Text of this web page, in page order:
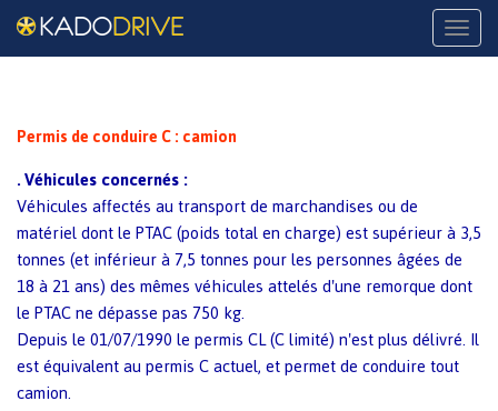
Permis de conduire C : camion
.Véhicules concernés :
Véhicules affectés au transport de marchandises ou de
matériel dont le PTAC (poids total en charge) est supérieur à 3,5
tonnes(et inférieur à 7,5 tonnes pour les personnes âgées de
18 à 21 ans)des mêmes véhicules attelés d'une remorque dont
le PTAC ne dépasse pas 750 kg.
Depuis le 01/07/1990 le permis CL (C limité) n'est plus délivré. Il
est équivalent au permis C actuel, et permet de conduire tout
camion.